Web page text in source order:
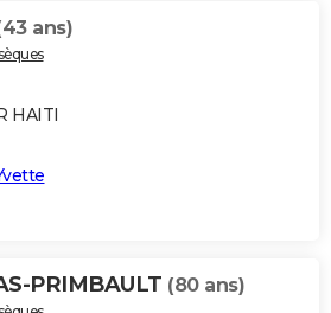
ans)
HAITI
PRIMBAULT (80 ans)